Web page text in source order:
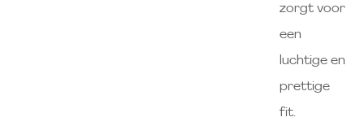
zorgt voor
een
luchtige en
prettige
fit.